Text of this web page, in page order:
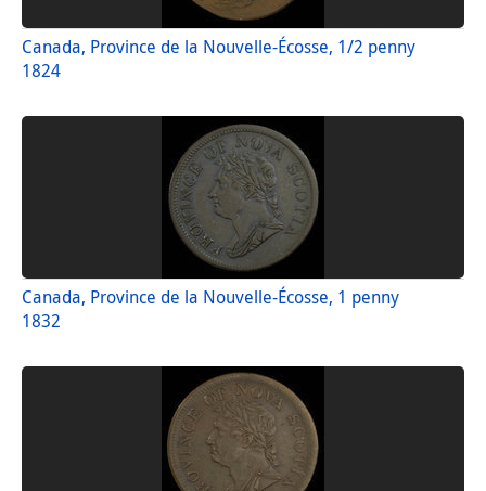
Canada, Province de la Nouvelle-Écosse, 1/2 penny
1824
Canada, Province de la Nouvelle-Écosse, 1 penny
1832